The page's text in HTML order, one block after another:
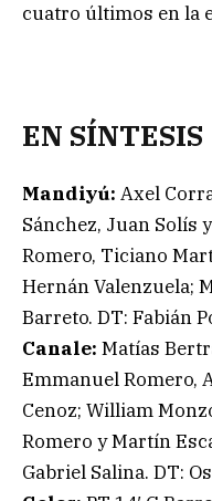
cuatro últimos en la
EN SÍNTESIS
Mandiyú: Axel
Sánchez, Juan Solís
Romero, Ticiano
Hernán Valenzuela;
Barreto. DT: Fabián
Canale: Matías
Emmanuel Romero,
Cenoz; William
Romero y Martín
Gabriel Salina. DT: